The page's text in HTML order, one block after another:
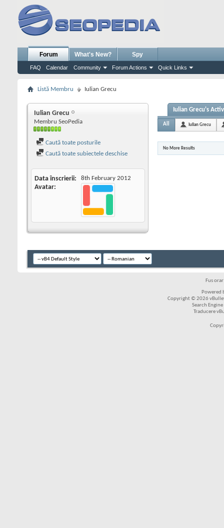
Forum
FAQ Calendar Community Forum Actions Quick Links
What's New? Spy
Listă Membru Iulian Grecu
Iulian Grecu
Membru SeoPedia
Caută toate posturile
Caută toate subiectele deschise
Data înscrierii 8th February 2012
Avatar
Iulian Grecu's
All Iulian Grecu
No More Results
Fus
Powered
Copyright © 2026
Search
Traducere